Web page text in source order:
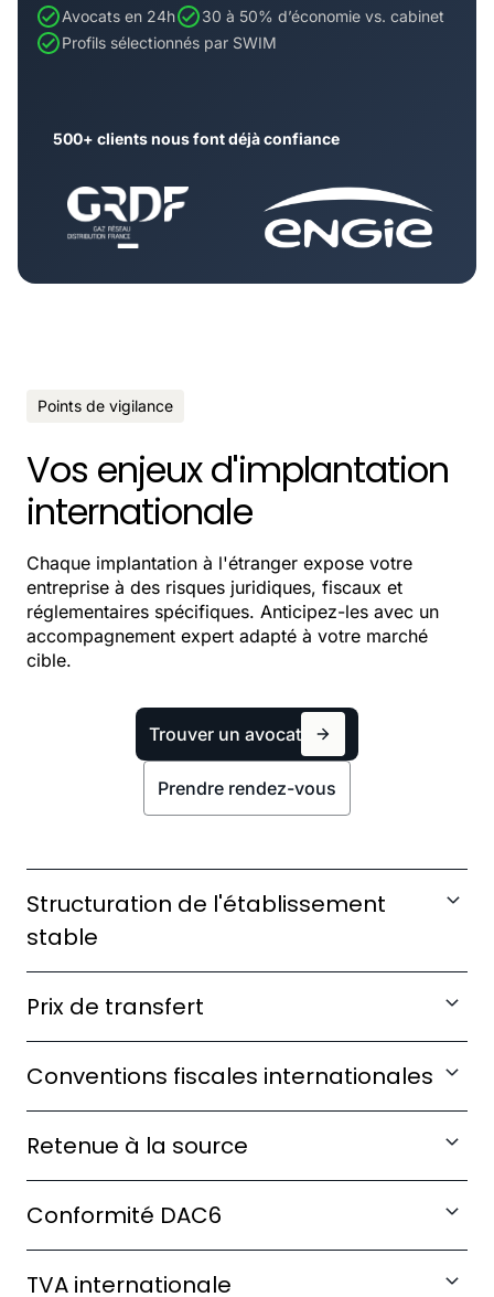
Avocats en 24h
30 à 50% d’économie vs. cabinet
Profils sélectionnés par SWIM
500+ clients nous font déjà confiance
Points de vigilance
Vos enjeux d'implantation
internationale
Chaque implantation à l'étranger expose votre
entreprise à des risques juridiques, fiscaux et
réglementaires spécifiques. Anticipez-les avec un
accompagnement expert adapté à votre marché
cible.
Trouver un avocat
Prendre rendez-vous
Structuration de l'établissement
stable
toute requalification fiscale.
Prix de transfert
conforme aux standards OCDE.
Conventions fiscales internationales
bilatérales pour réduire la double imposition.
Retenue à la source
dividendes, intérêts et redevances.
Conformité DAC6
transfrontières soumis à notification.
TVA internationale